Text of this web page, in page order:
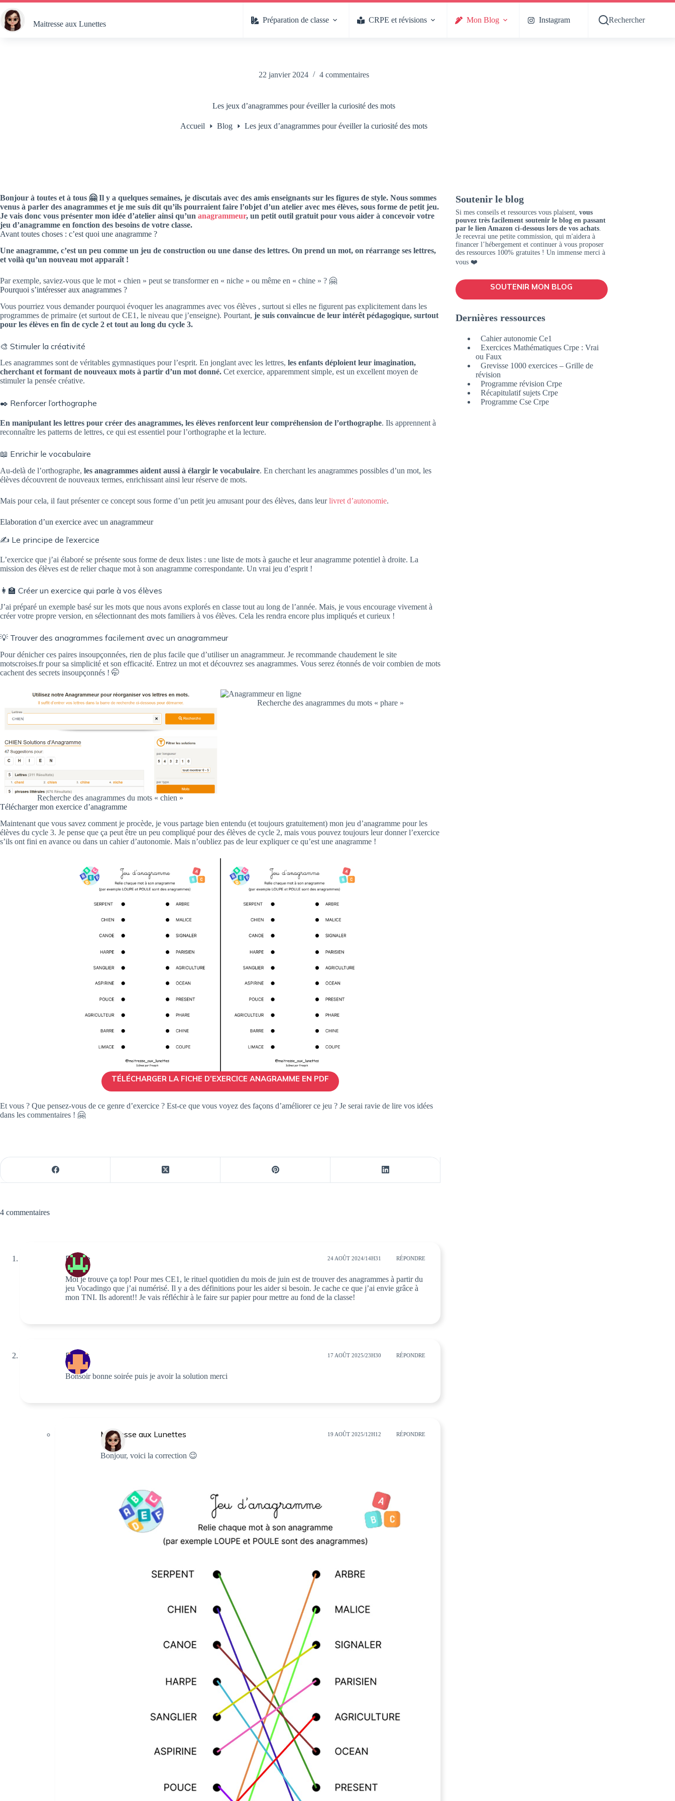
Passer
au
contenu
Maitresse aux Lunettes Préparation de classe CRPE et révisions Mon Blog Instagram Rechercher
22 janvier 2024 4 commentaires
Les jeux d’anagrammes pour éveiller la curiosité des mots
Accueil Blog Les jeux d’anagrammes pour éveiller la curiosité des mots
Bonjour à toutes et à tous 🤗 Il y a quelques semaines, je discutais avec des amis enseignants sur les figures de style. Nous sommes
venus à parler des anagrammes et je me suis dit qu’ils pourraient faire l’objet d’un atelier avec mes élèves, sous forme de petit jeu.
Je vais donc vous présenter mon idée d’atelier ainsi qu’un anagrammeur, un petit outil gratuit pour vous aider à concevoir votre
jeu d’anagramme en fonction des besoins de votre classe.
Avant toutes choses : c’est quoi une anagramme ?
Une anagramme, c’est un peu comme un jeu de construction ou une danse des lettres. On prend un mot, on réarrange ses lettres,
et voilà qu’un nouveau mot apparaît !
Par exemple, saviez-vous que le mot « chien » peut se transformer en « niche » ou même en « chine » ? 🤗
Pourquoi s’intéresser aux anagrammes ?
Vous pourriez vous demander pourquoi évoquer les anagrammes avec vos élèves , surtout si elles ne figurent pas explicitement dans les
programmes de primaire (et surtout de CE1, le niveau que j’enseigne). Pourtant, je suis convaincue de leur intérêt pédagogique, surtout
pour les élèves en fin de cycle 2 et tout au long du cycle 3.
🎨 Stimuler la créativité
Les anagrammes sont de véritables gymnastiques pour l’esprit. En jonglant avec les lettres, les enfants déploient leur imagination,
cherchant et formant de nouveaux mots à partir d’un mot donné. Cet exercice, apparemment simple, est un excellent moyen de
stimuler la pensée créative.
✒️ Renforcer l’orthographe
En manipulant les lettres pour créer des anagrammes, les élèves renforcent leur compréhension de l’orthographe. Ils apprennent à
reconnaître les patterns de lettres, ce qui est essentiel pour l’orthographe et la lecture.
📖 Enrichir le vocabulaire
Au-delà de l’orthographe, les anagrammes aident aussi à élargir le vocabulaire. En cherchant les anagrammes possibles d’un mot, les
élèves découvrent de nouveaux termes, enrichissant ainsi leur réserve de mots.
Mais pour cela, il faut présenter ce concept sous forme d’un petit jeu amusant pour des élèves, dans leurlivret d’autonomie.
Elaboration d’un exercice avec un anagrammeur
✍️ Le principe de l’exercice
L’exercice que j’ai élaboré se présente sous forme de deux listes : une liste de mots à gauche et leur anagramme potentiel à droite. La
mission des élèves est de relier chaque mot à son anagramme correspondante. Un vrai jeu d’esprit !
👩‍🏫 Créer un exercice qui parle à vos élèves
J’ai préparé un exemple basé sur les mots que nous avons explorés en classe tout au long de l’année. Mais, je vous encourage vivement à
créer votre propre version, en sélectionnant des mots familiers à vos élèves. Cela les rendra encore plus impliqués et curieux !
💡 Trouver des anagrammes facilement avec un anagrammeur
Pour dénicher ces paires insoupçonnées, rien de plus facile que d’utiliser un anagrammeur. Je recommande chaudement le site
motscroises.fr pour sa simplicité et son efficacité. Entrez un mot et découvrez ses anagrammes. Vous serez étonnés de voir combien de mots
cachent des secrets insoupçonnés ! 🤭
Recherche des anagrammes du mots « chien »
Recherche des anagrammes du mots « phare »
Télécharger mon exercice d’anagramme
Maintenant que vous savez comment je procède, je vous partage bien entendu (et toujours gratuitement) mon jeu d’anagramme pour les
élèves du cycle 3. Je pense que ça peut être un peu compliqué pour des élèves de cycle 2, mais vous pouvez toujours leur donner l’exercice
s’ils ont fini en avance ou dans un cahier d’autonomie. Mais n’oubliez pas de leur expliquer ce qu’est une anagramme !
TÉLÉCHARGER LA FICHE D’EXERCICE ANAGRAMME EN PDF
Et vous ? Que pensez-vous de ce genre d’exercice ? Est-ce que vous voyez des façons d’améliorer ce jeu ? Je serai ravie de lire vos idées
dans les commentaires ! 🤗
4 commentaires
Estelle 24 AOÛT 2024/14H31 RÉPONDRE
Moi je trouve ça top! Pour mes CE1, le rituel quotidien du mois de juin est de trouver des anagrammes à partir du
jeu Vocadingo que j’ai numérisé. Il y a des définitions pour les aider si besoin. Je cache ce que j’ai envie grâce à
mon TNI. Ils adorent!! Je vais réfléchir à le faire sur papier pour mettre au fond de la classe!
Raviot 17 AOÛT 2025/23H30 RÉPONDRE
Bonsoir bonne soirée puis je avoir la solution merci
Maîtresse aux Lunettes 19 AOÛT 2025/12H12 RÉPONDRE
Bonjour, voici la correction 😉
Soutenir le blog
Si mes conseils et ressources vous plaisent,vous
pouvez très facilement soutenir le blog en passant
par le lien Amazon ci-dessous lors de vos achats.
Je recevrai une petite commission, qui m'aidera à
financer l’hébergement et continuer à vous proposer
des ressources 100% gratuites ! Un immense merci à
vous ❤️
SOUTENIR MON BLOG
Dernières ressources
Cahier autonomie Ce1
Exercices Mathématiques Crpe : Vrai
ou Faux
Grevisse 1000 exercices – Grille de
révision
Programme révision Crpe
Récapitulatif sujets Crpe
Programme Cse Crpe